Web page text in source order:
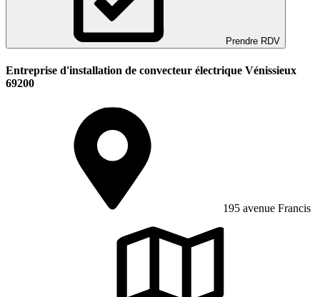
Prendre RDV
Entreprise d'installation de convecteur électrique Vénissieux
69200
195 avenue Francis